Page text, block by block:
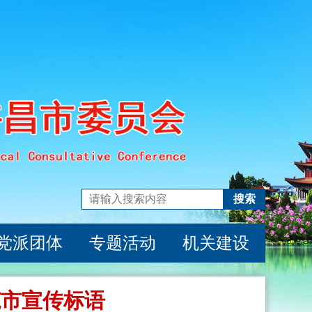
搜索
派团体 专题活动 机关建设
宣传标语